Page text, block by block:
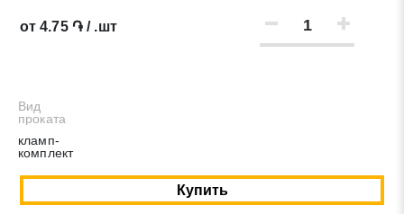
от 4.75 ֏ / .шт
Вид
проката
кламп-
комплект
Купить